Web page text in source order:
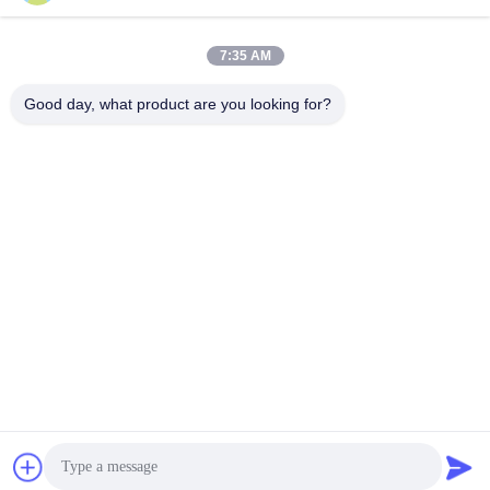
7:35 AM
Good day, what product are you looking for?